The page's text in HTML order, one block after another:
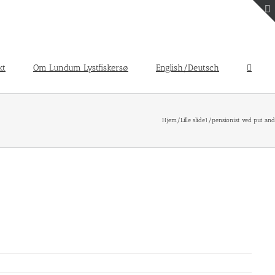
Om Lundum Lystfiskersø English/Deutsch
Hjem/Lille slide1 /pensionist ved put